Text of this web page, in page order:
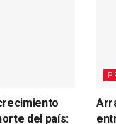
del país: